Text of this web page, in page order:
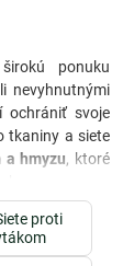
ponuku
nevyhnutnými
ochrániť svoje
tkaniny a siete
a hmyzu, ktoré
vo vašej
na zem, kde
proti